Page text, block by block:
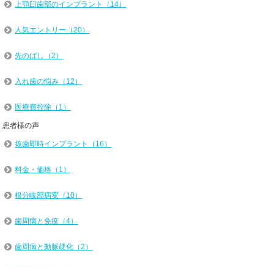
上顎臼歯部のインプラント（14）
人気エントリー（20）
先のばし（2）
入れ歯の悩み（12）
医療費控除（1）
患者様の声
抜歯即時インプラント（16）
料金・価格（1）
根分岐部病変（10）
歯周病と免疫（4）
歯周病と動脈硬化（2）